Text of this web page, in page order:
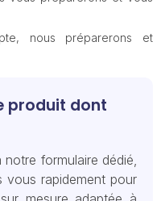
nous préparerons et
produit dont
formulaire dédié,
vous rapidement pour